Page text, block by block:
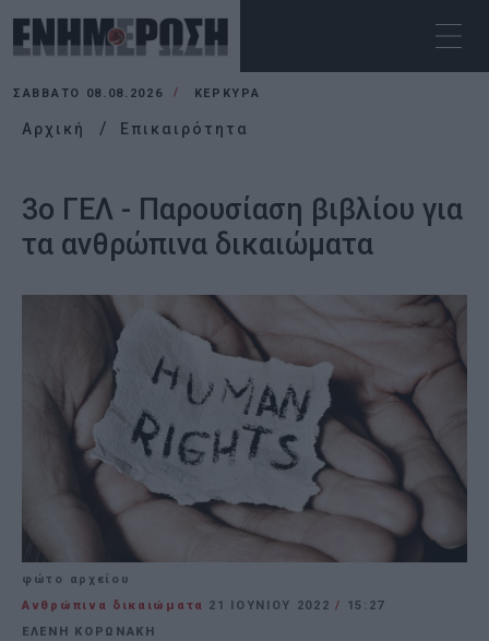
ΣΆΒΒΑΤΟ 08.08.2026 ΚΕΡΚΥΡΑ
Αρχική Επικαιρότητα
3ο ΓΕΛ - Παρουσίαση βιβλίου για
τα ανθρώπινα δικαιώματα
φώτο αρχείου
Ανθρώπινα δικαιώματα 21 ΙΟΥΝΊΟΥ 2022/
15:27
ΕΛΕΝΗ ΚΟΡΩΝΑΚΗ